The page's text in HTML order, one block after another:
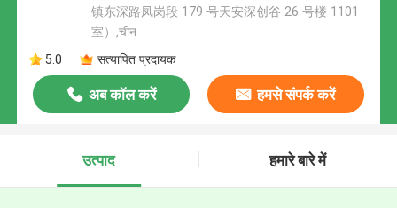
镇东深路凤岗段 179 号天安深创谷 26 号楼 1101
室）,चीन
5.0
सत्यापित प्रदायक
अब कॉल करें हमसे संपर्क करें
उत्पाद हमारे बारे में